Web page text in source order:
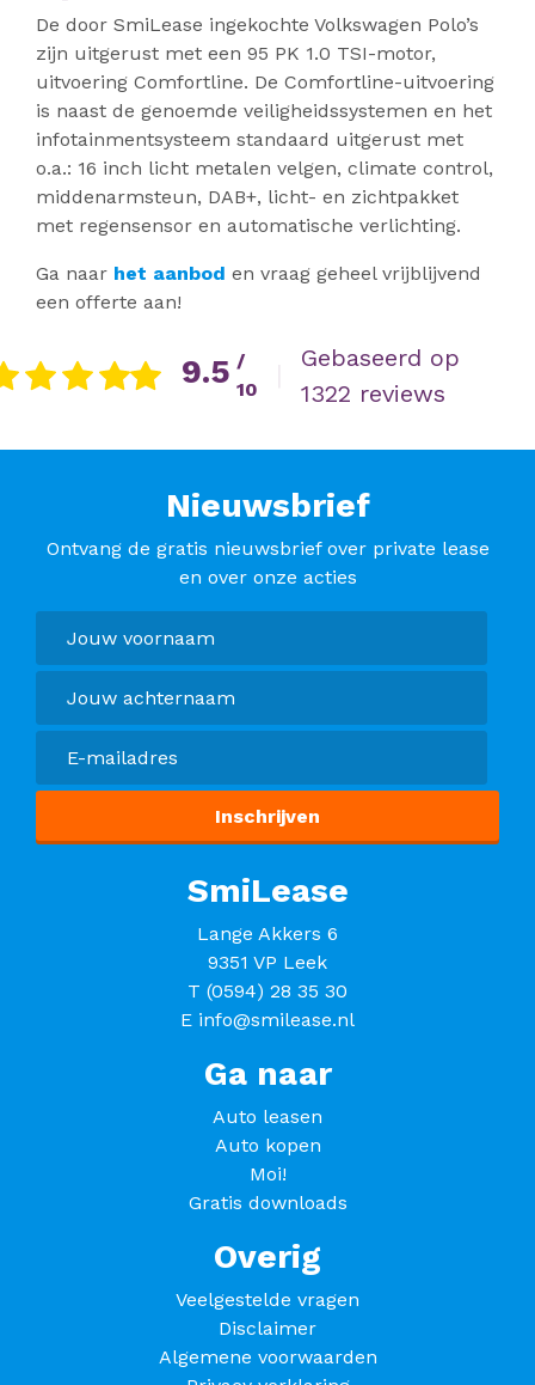
De door SmiLease ingekochte Volkswagen Polo’s
zijn uitgerust met een 95 PK 1.0 TSI-motor,
uitvoering Comfortline. De Comfortline-uitvoering
is naast de genoemde veiligheidssystemen en het
infotainmentsysteem standaard uitgerust met
o.a.: 16 inch licht metalen velgen, climate control,
middenarmsteun, DAB+, licht- en zichtpakket
met regensensor en automatische verlichting.
Ga naar het aanbod en vraag geheel vrijblijvend
een offerte aan!
9.5 /
10
Gebaseerd op
1322 reviews
Nieuwsbrief
Ontvang de gratis nieuwsbrief over private lease
en over onze acties
SmiLease
Lange Akkers 6
9351 VP Leek
T (0594) 28 35 30
E info@smilease.nl
Ga naar
Auto leasen
Auto kopen
Moi!
Gratis downloads
Overig
Veelgestelde vragen
Disclaimer
Algemene voorwaarden